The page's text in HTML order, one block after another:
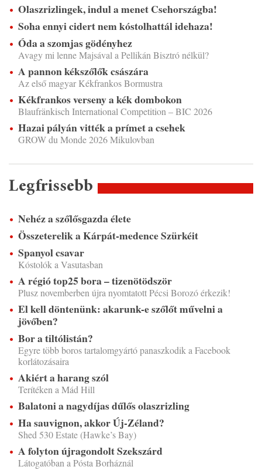
Olaszrizlingek, indul a menet Csehországba!
Soha ennyi cidert nem kóstolhattál idehaza!
Óda a szomjas gödényhez
Avagy mi lenne Majsával a Pellikán Bisztró nélkül?
A pannon kékszőlők császára
Az első magyar Kékfrankos Bormustra
Kékfrankos verseny a kék dombokon
Blaufränkisch International Competition – BIC 2026
Hazai pályán vitték a prímet a csehek
GROW du Monde 2026 Mikulovban
Legfrissebb
Nehéz a szőlősgazda élete
Összeterelik a Kárpát-medence Szürkéit
Spanyol csavar
Kóstolók a Vasutasban
A régió top25 bora – tizenötödször
Plusz novemberben újra nyomtatott Pécsi Borozó érkezik!
El kell döntenünk: akarunk-e szőlőt művelni a
jövőben?
Bor a tiltólistán?
Egyre több boros tartalomgyártó panaszkodik a Facebook
korlátozásaira
Akiért a harang szól
Terítéken a Mád Hill
Balatoni a nagydíjas dűlős olaszrizling
Ha sauvignon, akkor Új-Zéland?
Shed 530 Estate (Hawke’s Bay)
A folyton újragondolt Szekszárd
Látogatóban a Pósta Borháznál